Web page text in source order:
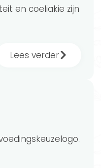
en coeliakie zijn
Lees verder